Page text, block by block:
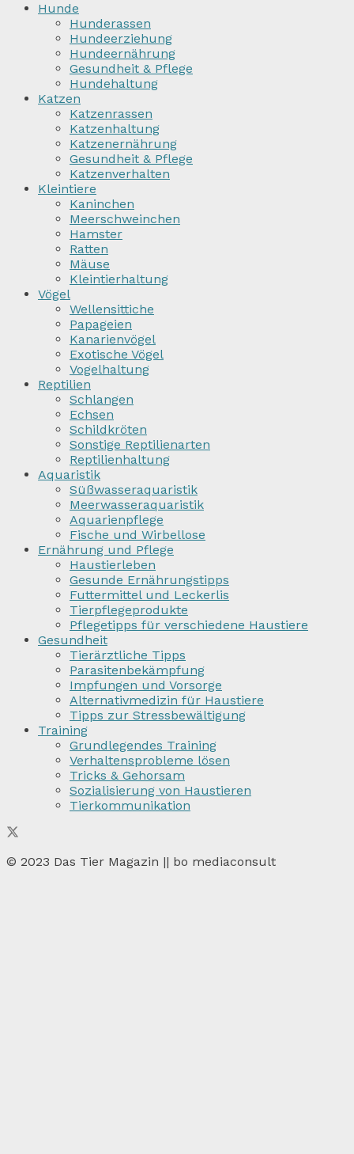
Hunde
Hunderassen
Hundeerziehung
Hundeernährung
Gesundheit & Pflege
Hundehaltung
Katzen
Katzenrassen
Katzenhaltung
Katzenernährung
Gesundheit & Pflege
Katzenverhalten
Kleintiere
Kaninchen
Meerschweinchen
Hamster
Ratten
Mäuse
Kleintierhaltung
Vögel
Wellensittiche
Papageien
Kanarienvögel
Exotische Vögel
Vogelhaltung
Reptilien
Schlangen
Echsen
Schildkröten
Sonstige Reptilienarten
Reptilienhaltung
Aquaristik
Süßwasseraquaristik
Meerwasseraquaristik
Aquarienpflege
Fische und Wirbellose
Ernährung und Pflege
Haustierleben
Gesunde Ernährungstipps
Futtermittel und Leckerlis
Tierpflegeprodukte
Pflegetipps für verschiedene Haustiere
Gesundheit
Tierärztliche Tipps
Parasitenbekämpfung
Impfungen und Vorsorge
Alternativmedizin für Haustiere
Tipps zur Stressbewältigung
Training
Grundlegendes Training
Verhaltensprobleme lösen
Tricks & Gehorsam
Sozialisierung von Haustieren
Tierkommunikation
© 2023 Das Tier Magazin || bo mediaconsult